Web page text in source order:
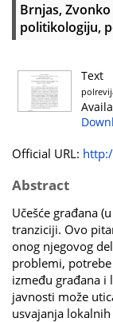
Brnjas, Zvonko
politikologiju,
Text
Official URL:
Abstract
Učešće građana
tranziciji. Ovo
onog njegovog
problemi,
između građana
javnosti može
usvajanja